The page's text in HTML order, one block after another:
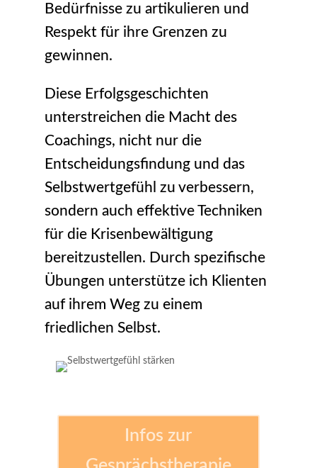
Bedürfnisse zu artikulieren und
Respekt für ihre Grenzen zu
gewinnen.
Diese Erfolgsgeschichten
unterstreichen die Macht des
Coachings, nicht nur die
Entscheidungsfindung und das
Selbstwertgefühl zu verbessern,
sondern auch effektive Techniken
für die Krisenbewältigung
bereitzustellen. Durch spezifische
Übungen unterstütze ich Klienten
auf ihrem Weg zu einem
friedlichen Selbst.
Infos zur